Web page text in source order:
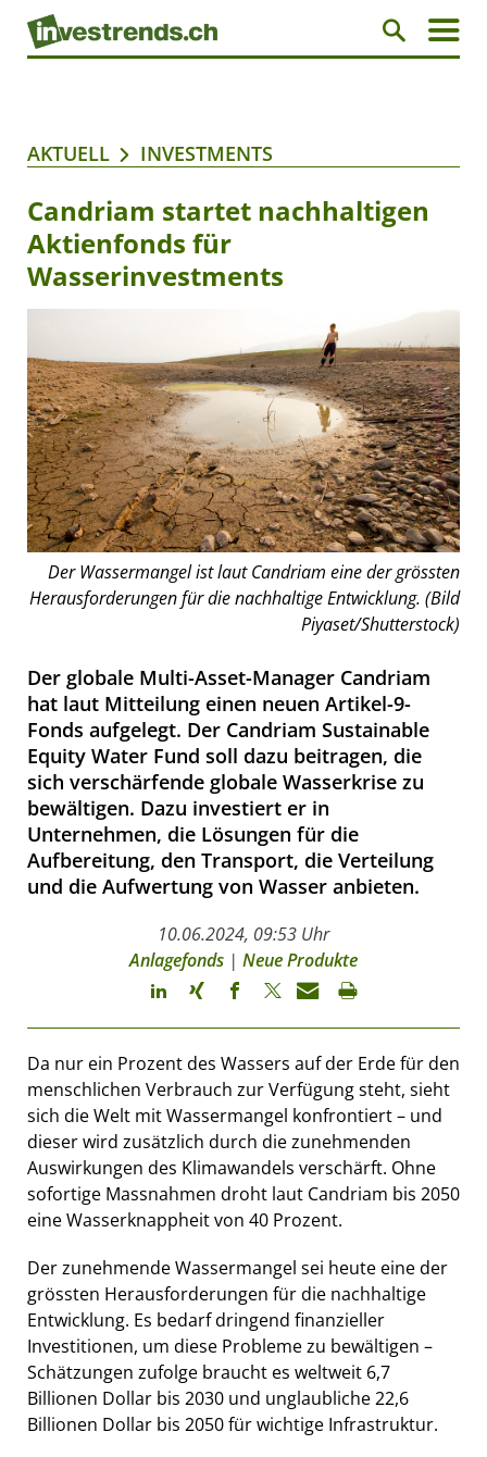
AKTUELL INVESTMENTS
Candriam startet nachhaltigen
Aktienfonds für
Wasserinvestments
Der Wassermangel ist laut Candriam eine der grössten
Herausforderungen für die nachhaltige Entwicklung. (Bild
Piyaset/Shutterstock)
Der globale Multi-Asset-Manager Candriam
hat laut Mitteilung einen neuen Artikel-9-
Fonds aufgelegt. Der Candriam Sustainable
Equity Water Fund soll dazu beitragen, die
sich verschärfende globale Wasserkrise zu
bewältigen. Dazu investiert er in
Unternehmen, die Lösungen für die
Aufbereitung, den Transport, die Verteilung
und die Aufwertung von Wasser anbieten.
10.06.2024, 09:53 Uhr
Anlagefonds | Neue Produkte
Da nur ein Prozent des Wassers auf der Erde für den
menschlichen Verbrauch zur Verfügung steht, sieht
sich die Welt mit Wassermangel konfrontiert – und
dieser wird zusätzlich durch die zunehmenden
Auswirkungen des Klimawandels verschärft. Ohne
sofortige Massnahmen droht laut Candriam bis 2050
eine Wasserknappheit von 40 Prozent.
Der zunehmende Wassermangel sei heute eine der
grössten Herausforderungen für die nachhaltige
Entwicklung. Es bedarf dringend finanzieller
Investitionen, um diese Probleme zu bewältigen –
Schätzungen zufolge braucht es weltweit 6,7
Billionen Dollar bis 2030 und unglaubliche 22,6
Billionen Dollar bis 2050 für wichtige Infrastruktur.